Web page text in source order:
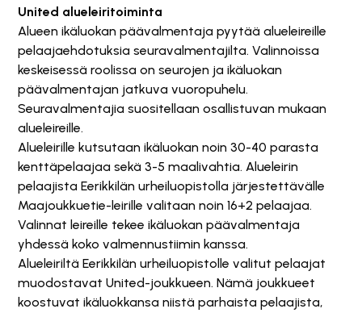
United alueleiritoiminta
Alueen ikäluokan päävalmentaja pyytää alueleireille
pelaajaehdotuksia seuravalmentajilta. Valinnoissa
keskeisessä roolissa on seurojen ja ikäluokan
päävalmentajan jatkuva vuoropuhelu.
Seuravalmentajia suositellaan osallistuvan mukaan
alueleireille.
Alueleirille kutsutaan ikäluokan noin 30-40 parasta
kenttäpelaajaa sekä 3-5 maalivahtia. Alueleirin
pelaajista Eerikkilän urheiluopistolla järjestettävälle
Maajoukkuetie-leirille valitaan noin 16+2 pelaajaa.
Valinnat leireille tekee ikäluokan päävalmentaja
yhdessä koko valmennustiimin kanssa.
Alueleiriltä Eerikkilän urheiluopistolle valitut pelaajat
muodostavat United-joukkueen. Nämä joukkueet
koostuvat ikäluokkansa niistä parhaista pelaajista,